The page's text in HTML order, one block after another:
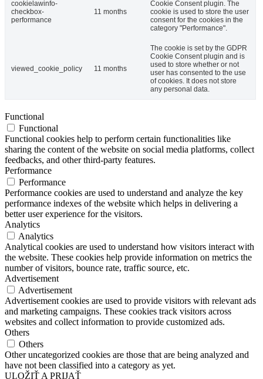
cookielawinfo-
checkbox-
performance
11 months
Cookie Consent plugin. The
cookie is used to store the user
consent for the cookies in the
category "Performance".
viewed_cookie_policy 11 months
The cookie is set by the GDPR
Cookie Consent plugin and is
used to store whether or not
user has consented to the use
of cookies. It does not store
any personal data.
Functional
Functional
Functional cookies help to perform certain functionalities like
sharing the content of the website on social media platforms, collect
feedbacks, and other third-party features.
Performance
Performance
Performance cookies are used to understand and analyze the key
performance indexes of the website which helps in delivering a
better user experience for the visitors.
Analytics
Analytics
Analytical cookies are used to understand how visitors interact with
the website. These cookies help provide information on metrics the
number of visitors, bounce rate, traffic source, etc.
Advertisement
Advertisement
Advertisement cookies are used to provide visitors with relevant ads
and marketing campaigns. These cookies track visitors across
websites and collect information to provide customized ads.
Others
Others
Other uncategorized cookies are those that are being analyzed and
have not been classified into a category as yet.
ULOŽIŤ A PRIJAŤ